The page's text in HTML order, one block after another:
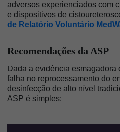
adversos experienciados com
e dispositivos de
de Relatório Voluntário
Recomendações da ASP
Dada a evidência esmagadora
falha no reprocessamento do
desinfecção de alto nível
ASP é simples: